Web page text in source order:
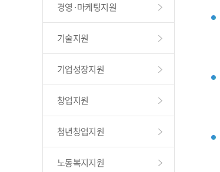
경영·마케팅지원
기술지원
기업성장지원
창업지원
청년창업지원
노동복지지원